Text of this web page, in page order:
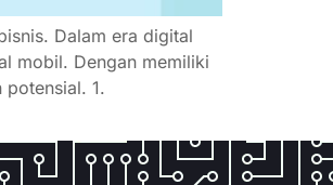
Dalam era digital
mobil. Dengan memiliki
1.